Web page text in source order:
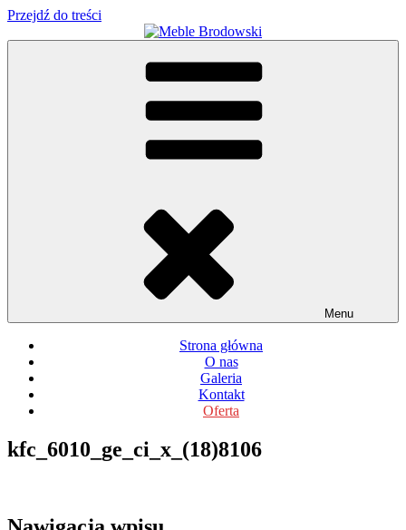
Przejdź do treści
Meble kuchenne specjalnie dla Ciebie!
Menu
Strona główna
O nas
Galeria
Kontakt
Oferta
kfc_6010_ge_ci_x_(18)8106